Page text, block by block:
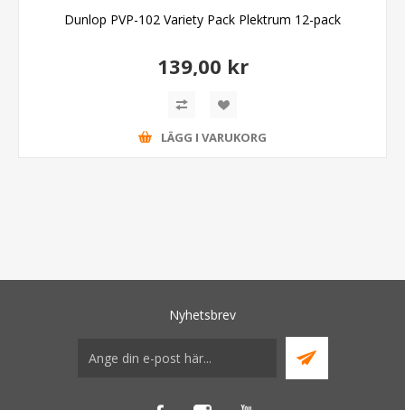
Dunlop PVP-102 Variety Pack Plektrum 12-pack
139,00 kr
LÄGG I VARUKORG
Nyhetsbrev